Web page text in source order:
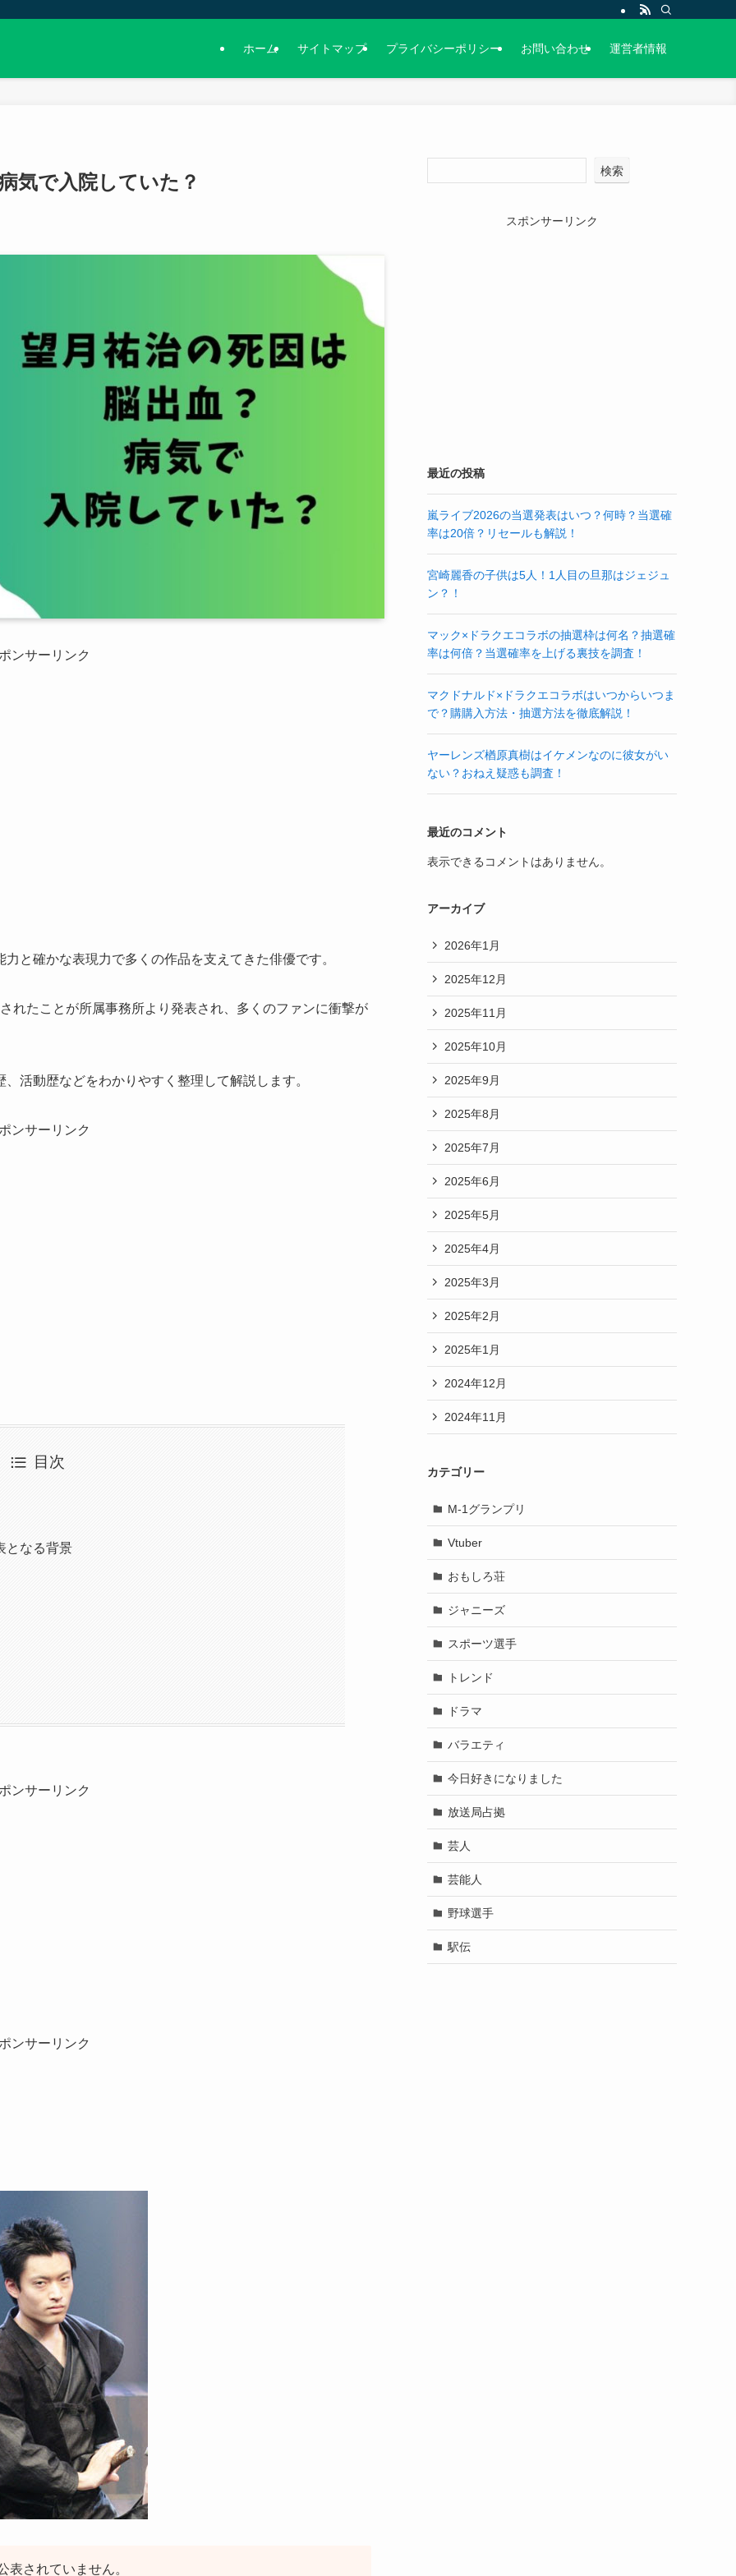
ホーム サイトマップ プライバシーポリシー お問い合わせ 運営者情報
気で入院していた？
ンサーリンク
と確かな表現力で多くの作品を支えてきた俳優です。
れたことが所属事務所より発表され、多くのファンに衝撃が
活動歴などをわかりやすく整理して解説します。
ンサーリンク
目次
となる背景
ンサーリンク
ンサーリンク
表されていません。
検索
スポンサーリンク
最近の投稿
嵐ライブ2026の当選発表はいつ？何時？当選確
率は20倍？リセールも解説！
宮崎麗香の子供は5人！1人目の旦那はジェジュ
ン？！
マック×ドラクエコラボの抽選枠は何名？抽選確
率は何倍？当選確率を上げる裏技を調査！
マクドナルド×ドラクエコラボはいつからいつま
で？購購入方法・抽選方法を徹底解説！
ヤーレンズ楢原真樹はイケメンなのに彼女がい
ない？おねえ疑惑も調査！
最近のコメント
表示できるコメントはありません。
アーカイブ
2026年1月
2025年12月
2025年11月
2025年10月
2025年9月
2025年8月
2025年7月
2025年6月
2025年5月
2025年4月
2025年3月
2025年2月
2025年1月
2024年12月
2024年11月
カテゴリー
M-1グランプリ
Vtuber
おもしろ荘
ジャニーズ
スポーツ選手
トレンド
ドラマ
バラエティ
今日好きになりました
放送局占拠
芸人
芸能人
野球選手
駅伝